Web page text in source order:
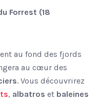
Forrest (18
au fond des fjords
au cœur des
. Vous découvrirez
, albatros et baleines